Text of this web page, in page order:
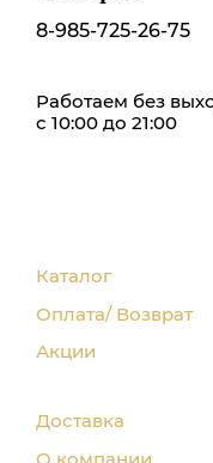
8-985-725-26-75
Работаем без
с 10:00 до 21:00
Каталог
Оплата/ Возврат
Акции
Доставка